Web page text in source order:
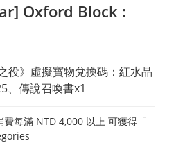
Oxford Block :
役》虛擬寶物兌換碼：紅水晶
、傳說召喚書x1
費每滿 NTD 4,000 以上 可獲得「